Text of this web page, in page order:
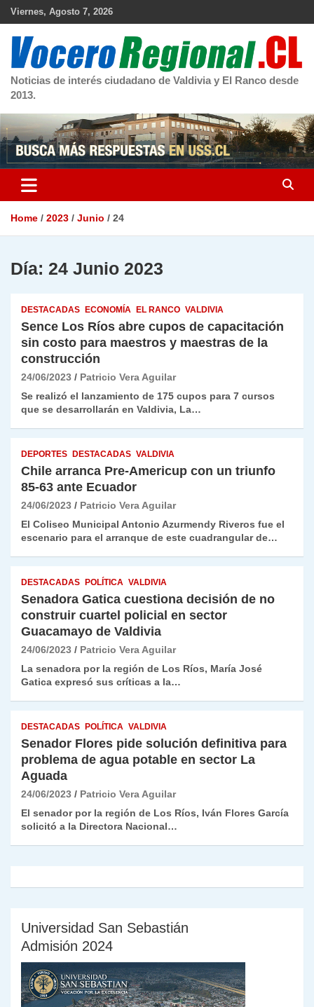
Skip
Viernes, Agosto 7, 2026
Noticias de interés ciudadano de Valdivia y El Ranco desde
2013.
Home 2023 Junio 24
Día: 24 Junio 2023
DESTACADAS ECONOMÍA EL RANCO VALDIVIA
Sence Los Ríos abre cupos de capacitación
sin costo para maestros y maestras de la
construcción
24/06/2023
Patricio Vera Aguilar
Se realizó el lanzamiento de 175 cupos para 7 cursos
que se desarrollarán en Valdivia, La…
DEPORTES DESTACADAS VALDIVIA
Chile arranca Pre-Americup con un triunfo
85-63 ante Ecuador
24/06/2023
Patricio Vera Aguilar
El Coliseo Municipal Antonio Azurmendy Riveros fue el
escenario para el arranque de este cuadrangular de…
DESTACADAS POLÍTICA VALDIVIA
Senadora Gatica cuestiona decisión de no
construir cuartel policial en sector
Guacamayo de Valdivia
24/06/2023
Patricio Vera Aguilar
La senadora por la región de Los Ríos, María José
Gatica expresó sus críticas a la…
DESTACADAS POLÍTICA VALDIVIA
Senador Flores pide solución definitiva para
problema de agua potable en sector La
Aguada
24/06/2023
Patricio Vera Aguilar
El senador por la región de Los Ríos, Iván Flores García
solicitó a la Directora Nacional…
Universidad San Sebastián
Admisión 2024